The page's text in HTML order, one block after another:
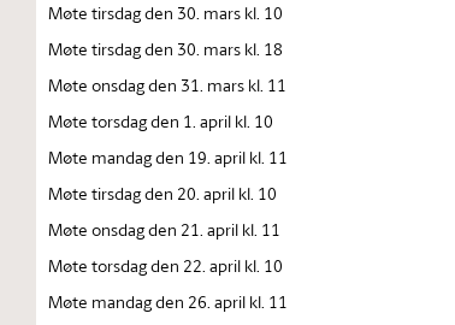
Møte tirsdag den 30. mars kl. 10
Møte tirsdag den 30. mars kl. 18
Møte onsdag den 31. mars kl. 11
Møte torsdag den 1. april kl. 10
Møte mandag den 19. april kl. 11
Møte tirsdag den 20. april kl. 10
Møte onsdag den 21. april kl. 11
Møte torsdag den 22. april kl. 10
Møte mandag den 26. april kl. 11